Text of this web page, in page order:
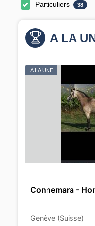
Particuliers 38
A LA
A LA UNE
Connemara -
Genève (Suisse)